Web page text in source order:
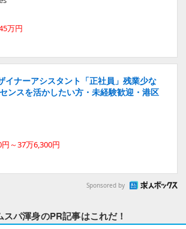
万円
イナーアシスタント「正社員」残業少な
ンスを活かしたい方・未経験歓迎・港区
～37万6,300円
Sponsored by
スパ渾身のPR記事はこれだ！